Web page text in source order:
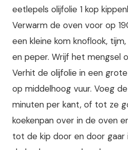
eetlepels olijfolie 1 kop
Verwarm de oven voor op
een kleine kom knoflook,
en peper. Wrijf het mengsel
Verhit de olijfolie in een
op middelhoog vuur. Voeg
minuten per kant, of tot ze
koekenpan over in de oven
tot de kip door en door gaar